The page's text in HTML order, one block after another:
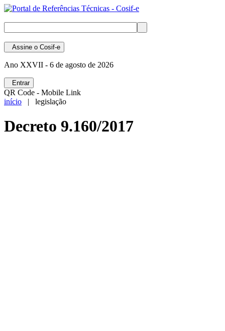
Assine o Cosif-e
Ano XXVII - 6 de agosto de 2026
Entrar
QR Code - Mobile Link
início | legislação
Decreto 9.160/2017